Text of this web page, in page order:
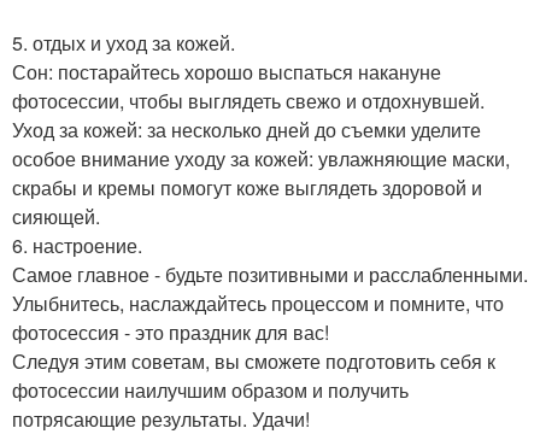
5. отдых и уход за кожей.
Сон: постарайтесь хорошо выспаться накануне
фотосессии, чтобы выглядеть свежо и отдохнувшей.
Уход за кожей: за несколько дней до съемки уделите
особое внимание уходу за кожей: увлажняющие маски,
скрабы и кремы помогут коже выглядеть здоровой и
сияющей.
6. настроение.
Самое главное - будьте позитивными и расслабленными.
Улыбнитесь, наслаждайтесь процессом и помните, что
фотосессия - это праздник для вас!
Следуя этим советам, вы сможете подготовить себя к
фотосессии наилучшим образом и получить
потрясающие результаты. Удачи!